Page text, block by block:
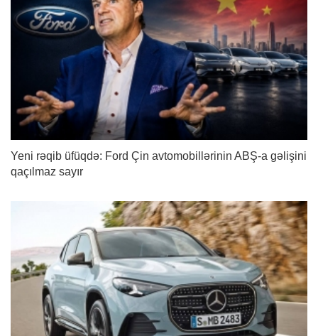
Yeni rəqib üfüqdə: Ford Çin avtomobillərinin ABŞ-a gəlişini
qaçılmaz sayır